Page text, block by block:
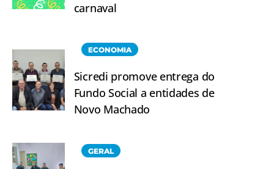
carnaval
ECONOMIA
Sicredi promove entrega do
Fundo Social a entidades de
Novo Machado
GERAL